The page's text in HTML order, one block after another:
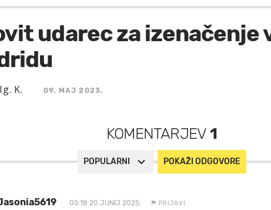
udarec za izenačenje
Ig. K. 09. MAJ 2023.
KOMENTARJEV1
POPULARNI POKAŽI ODGOVORE
05:18 20.JUNIJ 2025. PRIJAVI